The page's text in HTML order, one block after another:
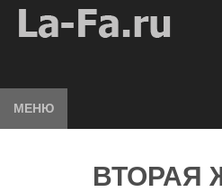
МЕНЮ
ВТОРАЯ